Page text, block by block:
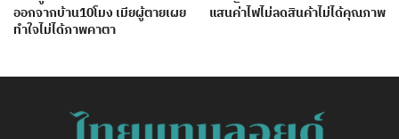
ออกจากบ้าน10โมง เมียผู้ตายเผย
ทำใจไม่ได้ภาพคาตา
แสนค่าไฟไม่ลดสินค้าไม่ได้คุณภาพ